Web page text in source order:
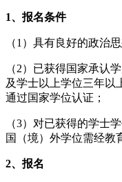
1、报名条件
（1）具有良好的政治
（2）已获得国家承认
及学士以上学位三年以
通过国家学位认证；
（3）对已获得的学士
国（境）外学位需经教
2、报名